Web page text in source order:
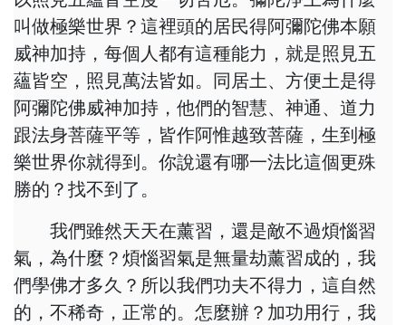
叫做極樂世界？這裡頭的居民得阿彌陀佛本願
威神加持，每個人都有這種能力，就是照見五
蘊皆空，照見萬法皆如。同居土、方便土是得
阿彌陀佛威神加持，他們的智慧、神通、道力
跟法身菩薩平等，皆作阿惟越致菩薩，生到極
樂世界你就得到。你說還有哪一法比這個更殊
勝的？找不到了。
我們雖然天天在薰習，還是敵不過煩惱習
氣，為什麼？煩惱習氣是無量劫薰習成的，我
們學佛才多久？所以我們功夫不得力，這自然
的，不稀奇，正常的。怎麼辦？加功用行，我